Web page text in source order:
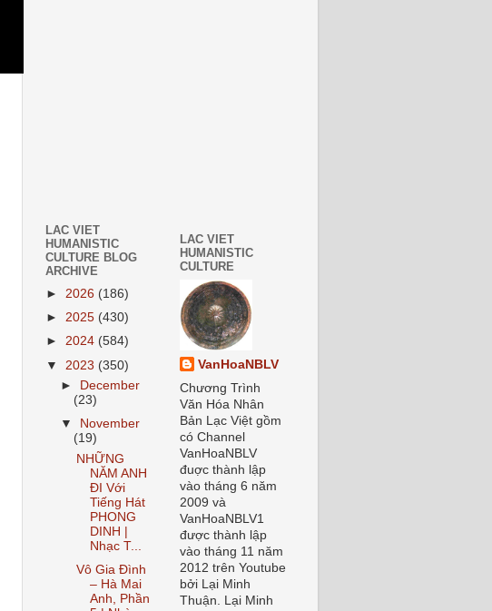
LAC VIET
HUMANISTIC
CULTURE BLOG
ARCHIVE
► 2026 (186)
► 2025 (430)
► 2024 (584)
▼ 2023 (350)
►
December
(23)
▼
November
(19)
NHỮNG
NĂM ANH
ĐI Với
Tiếng Hát
PHONG
DINH |
Nhạc T...
Vô Gia Đình
– Hà Mai
Anh, Phần
LAC VIET
HUMANISTIC
CULTURE
VanHoaNBLV
Chương Trình
Văn Hóa Nhân
Bản Lạc Việt gồm
có Channel
VanHoaNBLV
đuợc thành lập
vào tháng 6 năm
2009 và
VanHoaNBLV1
được thành lập
vào tháng 11 năm
2012 trên Youtube
bởi Lại Minh
Thuận. Lại Minh